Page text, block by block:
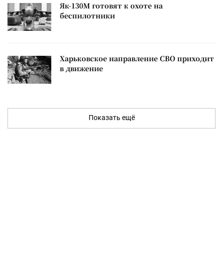
Як-130М готовят к охоте на
беспилотники
Харьковское направление СВО приходит
в движение
Показать ещё